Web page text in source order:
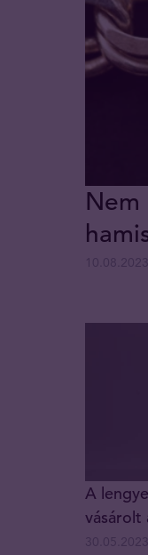
Nem
A
vásárolt